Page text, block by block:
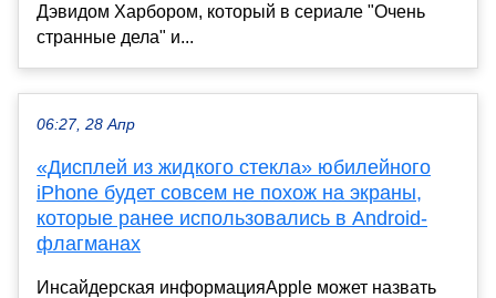
Дэвидом Харбором, который в сериале "Очень
странные дела" и...
06:27, 28 Апр
«Дисплей из жидкого стекла» юбилейного
iPhone будет совсем не похож на экраны,
которые ранее использовались в Android-
флагманах
Инсайдерская информацияApple может назвать